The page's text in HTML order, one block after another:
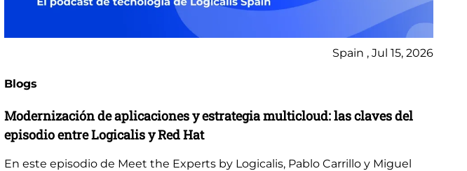
Spain , Jul 15, 2026
Blogs
Modernización de aplicaciones y estrategia multicloud: las claves del
episodio entre Logicalis y Red Hat
En este episodio de Meet the Experts by Logicalis, Pablo Carrillo y Miguel